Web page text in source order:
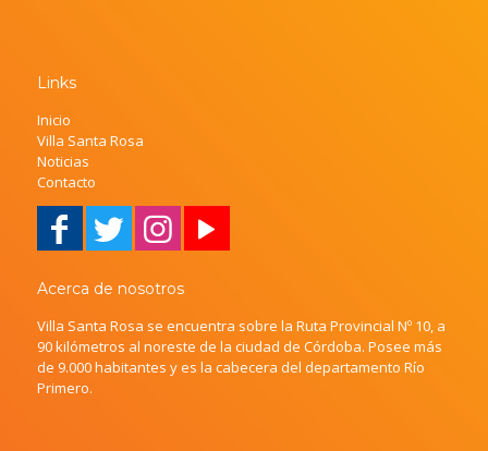
Links
Inicio
Villa Santa Rosa
Noticias
Contacto
Acerca de nosotros
Villa Santa Rosa se encuentra sobre la Ruta Provincial Nº 10, a
90 kilómetros al noreste de la ciudad de Córdoba. Posee más
de 9.000 habitantes y es la cabecera del departamento Río
Primero.